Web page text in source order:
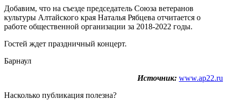
Добавим, что на съезде председатель Союза ветеранов
культуры Алтайского края Наталья Рябцева отчитается о
работе общественной организации за 2018-2022 годы.
Гостей ждет праздничный концерт.
Барнаул
Источник: www.ap22.ru
Насколько публикация полезна?